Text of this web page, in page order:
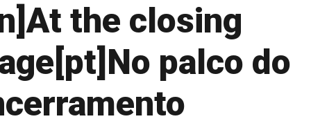
the closing
palco do